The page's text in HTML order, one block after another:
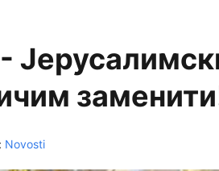
Novosti